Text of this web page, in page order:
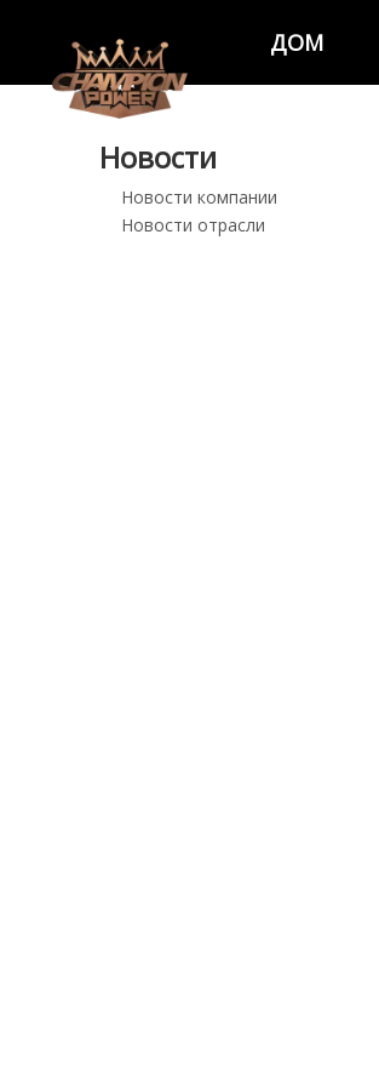
ДОМ
Новости
Новости компании
Новости отрасли